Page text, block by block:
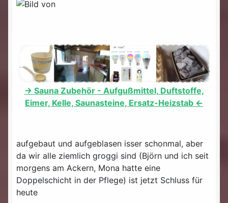
-> Sauna Zubehör - Aufgußmittel, Duftstoffe,
Eimer, Kelle, Saunasteine, Ersatz-Heizstab <-
aufgebaut und aufgeblasen isser schonmal, aber
da wir alle ziemlich groggi sind (Björn und ich seit
morgens am Ackern, Mona hatte eine
Doppelschicht in der Pflege) ist jetzt Schluss für
heute